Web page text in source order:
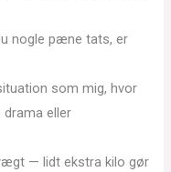
nogle pæne tats, er
som mig, hvor
drama eller
— lidt ekstra kilo gør